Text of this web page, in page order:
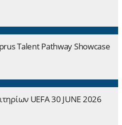
Talent Pathway Showcase
UEFA 30 JUNE 2026